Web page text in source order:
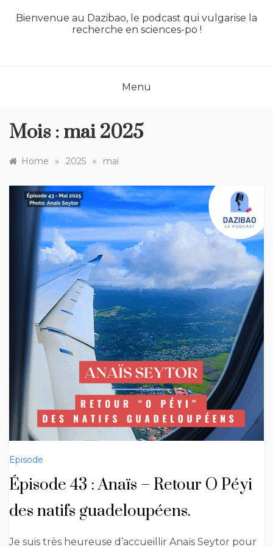
Bienvenue au Dazibao, le podcast qui vulgarise la
recherche en sciences-po !
Menu
Mois : mai 2025
Home » 2025 » mai
Episode
Épisode 43 : Anaïs – Retour O Péyi
des natifs guadeloupéens.
Je suis très heureuse d’accueillir Anaïs Seytor pour